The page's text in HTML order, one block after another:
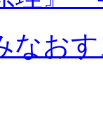
なお